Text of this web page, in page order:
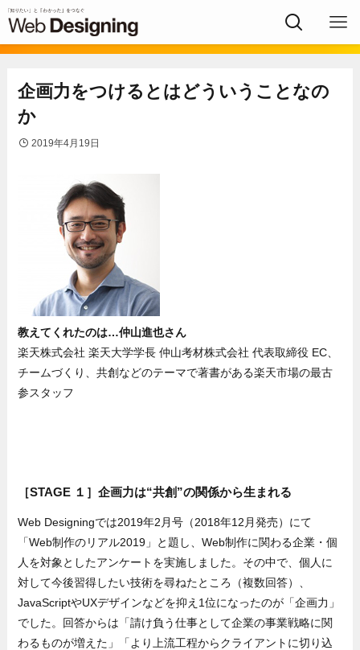
企画力をつけるとはどういうことなの
か
2019年4月19日
教えてくれたのは…仲山進也さん
楽天株式会社 楽天大学学長 仲山考材株式会社 代表取締役 EC、
チームづくり、共創などのテーマで著書がある楽天市場の最古
参スタッフ
［STAGE １］企画力は“共創”の関係から生まれる
Web Designingでは2019年2月号（2018年12月発売）にて
「Web制作のリアル2019」と題し、Web制作に関わる企業・個
人を対象としたアンケートを実施しました。その中で、個人に
対して今後習得したい技術を尋ねたところ（複数回答）、
JavaScriptやUXデザインなどを抑え1位になったのが「企画力」
でした。回答からは「請け負う仕事として企業の事業戦略に関
わるものが増えた」「より上流工程からクライアントに切り込